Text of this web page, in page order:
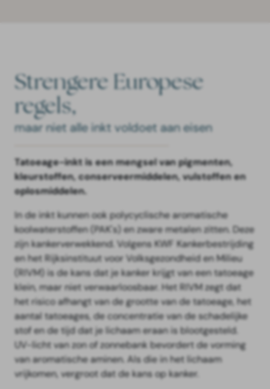
Strengere Europese
regels,
maar niet alle inkt voldoet aan eisen
Tatoeage-inkt is een mengsel van pigmenten,
kleurstoffen, conserveermiddelen, vulstoffen en
oplosmiddelen.
In de inkt kunnen ook polycyclische aromatische
koolwaterstoffen (PAK's) en zware metalen zitten. Deze
zijn kankerverwekkend. Volgens KWF Kankerbestrijding
en het Rijksinstituut voor Volksgezondheid en Milieu
(RIVM) is de kans dat je kanker krijgt van een tatoeage
klein, maar niet verwaarloosbaar. Het RIVM zegt dat
het risico afhangt van de grootte van de tatoeage, het
aantal tatoeages, de concentratie van de schadelijke
stof en de tijd dat je lichaam eraan is blootgesteld.
UV-licht van zon of zonnebank bevordert de vorming
van aromatische aminen. Als die in het lichaam
vrijkomen, vergroot dat de kans op kanker.